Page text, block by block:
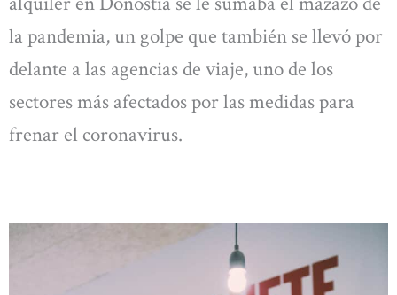
la pandemia, un golpe que también se llevó por
delante a las agencias de viaje, uno de los
sectores más afectados por las medidas para
frenar el coronavirus.